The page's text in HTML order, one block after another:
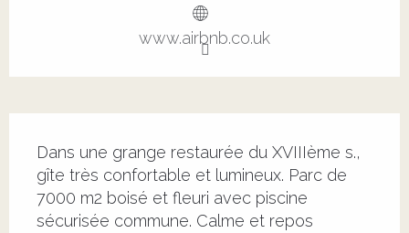
www.airbnb.co.uk
Dans une grange restaurée du XVIIIème s.,
gîte très confortable et lumineux. Parc de
7000 m2 boisé et fleuri avec piscine
sécurisée commune. Calme et repos